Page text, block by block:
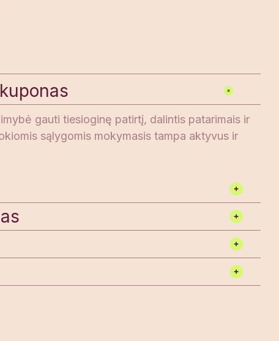
gauti tiesioginę patirtį, dalintis patarimais ir
sąlygomis mokymasis tampa aktyvus ir